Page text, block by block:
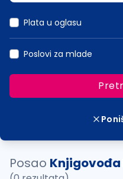
Plata u oglasu
Poslovi za mlade
Posao Knjigovođa